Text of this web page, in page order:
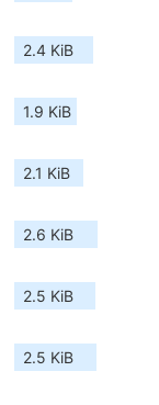
2.4 KiB
1.9 KiB
2.1 KiB
2.6 KiB
2.5 KiB
2.5 KiB